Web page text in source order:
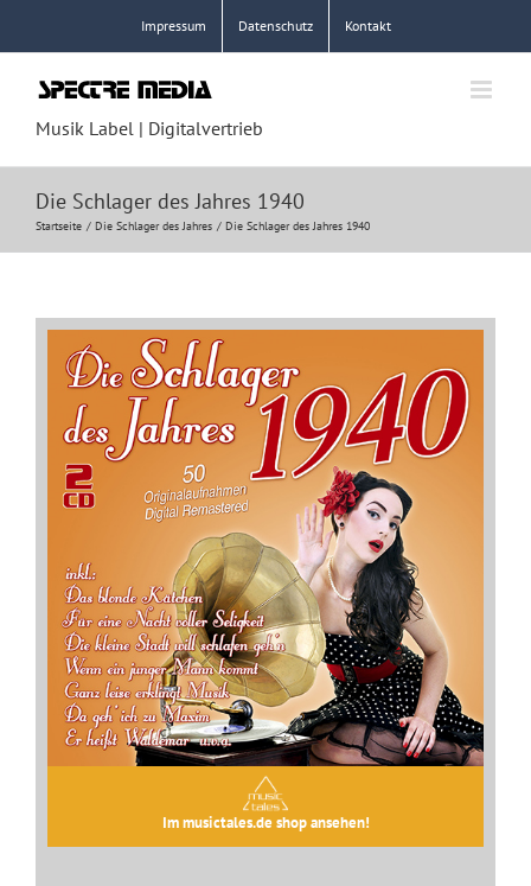
springen
Impressum Datenschutz Kontakt
Musik Label | Digitalvertrieb
Die Schlager des Jahres 1940
Startseite Die Schlager des Jahres Die Schlager des Jahres 1940
Im musictales.de shop ansehen!